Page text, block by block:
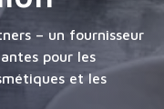
– un fournisseur
pour les
et les